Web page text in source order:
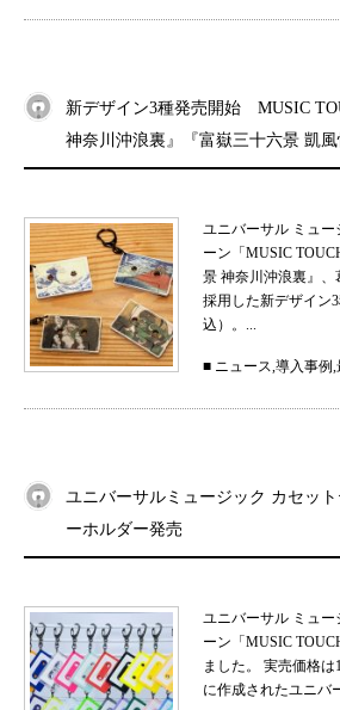
新デザイン3種発売開始 MUSIC
神奈川沖浪裏』『富嶽三十六景 凱
ユニバーサル ミュ
ーン「MUSIC
景 神奈川沖浪裏』
採用した新デザイン
込）。...
■ ニュース,導入事例,
ユニバーサルミュージック カセッ
ーホルダー発売
ユニバーサル ミュ
ーン「MUSIC
ました。 実売価格
に作成されたユニバ